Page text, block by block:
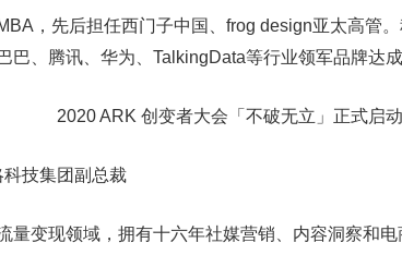
，先后担任西门子中国、frog design亚太高管
巴、腾讯、华为、TalkingData等行业领军品牌达成
技集团副总裁
量变现领域，拥有十六年社媒营销、内容洞察和